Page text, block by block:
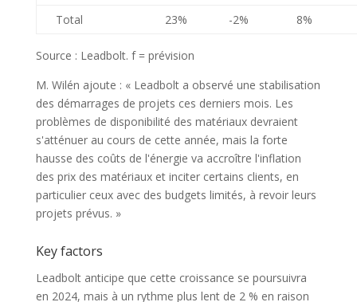
Total
23% -2% 8%
Source : Leadbolt. f = prévision
M. Wilén ajoute : « Leadbolt a observé une stabilisation
des démarrages de projets ces derniers mois. Les
problèmes de disponibilité des matériaux devraient
s'atténuer au cours de cette année, mais la forte
hausse des coûts de l'énergie va accroître l'inflation
des prix des matériaux et inciter certains clients, en
particulier ceux avec des budgets limités, à revoir leurs
projets prévus. »
Key factors
Leadbolt anticipe que cette croissance se poursuivra
en 2024, mais à un rythme plus lent de 2 % en raison